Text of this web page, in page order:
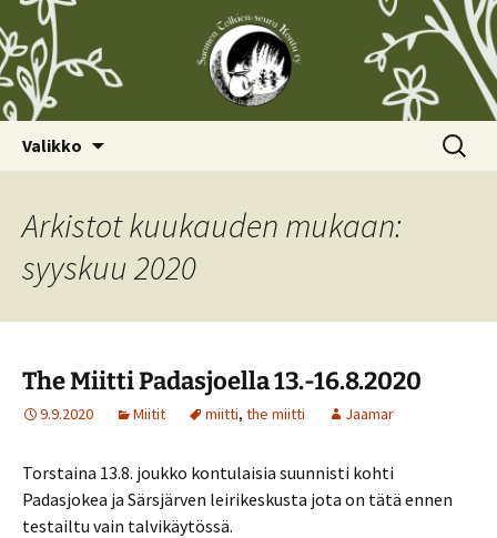
Valikko Haku:
Arkistot kuukauden mukaan:
syyskuu 2020
The Miitti Padasjoella 13.-16.8.2020
9.9.2020 Miitit miitti, the miitti Jaamar
Torstaina 13.8. joukko kontulaisia suunnisti kohti
Padasjokea ja Särsjärven leirikeskusta jota on tätä ennen
testailtu vain talvikäytössä.